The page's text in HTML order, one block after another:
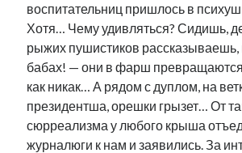
воспитательниц пришлось в
Хотя… Чему удивляться? Сидишь,
рыжих пушистиков рассказываешь,
бабах! — они в фарш
как никак… А рядом с дуплом, на
президентша, орешки грызет… От
сюрреализма у любого крыша
журналюги к нам и заявились. За